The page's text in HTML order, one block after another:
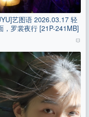
艺图语 2026.03.17 轻
，罗裳夜行 [21P-241MB]